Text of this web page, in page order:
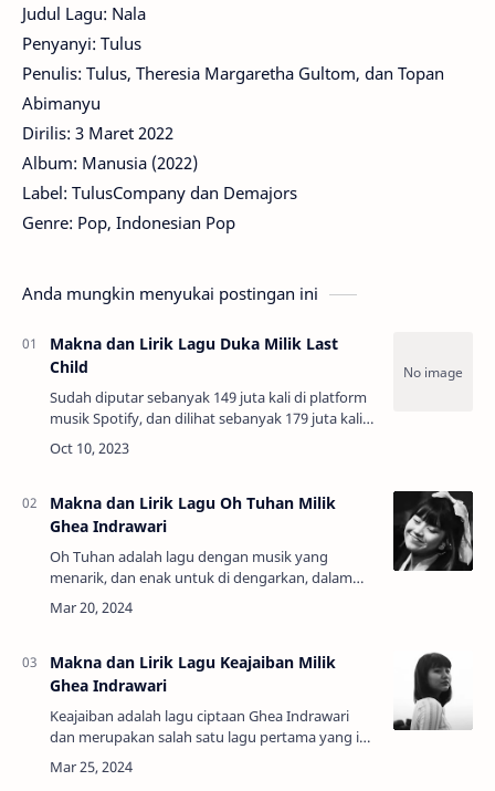
Judul Lagu: Nala
Penyanyi: Tulus
Penulis: Tulus, Theresia Margaretha Gultom, dan Topan
Abimanyu
Dirilis: 3 Maret 2022
Album: Manusia (2022)
Label: TulusCompany dan Demajors
Genre: Pop, Indonesian Pop
Anda mungkin menyukai postingan ini
Makna dan Lirik Lagu Duka Milik Last
Child
Sudah diputar sebanyak 149 juta kali di platform
musik Spotify, dan dilihat sebanyak 179 juta kali
di platform YouTube, menjadikan lagu Duka
sebagai salah satu lagu terbaik Last Ch…
Makna dan Lirik Lagu Oh Tuhan Milik
Ghea Indrawari
Oh Tuhan adalah lagu dengan musik yang
menarik, dan enak untuk di dengarkan, dalam
album Berdamai (2024) milik Ghea Indrawari.
Namun dibalik musiknya juga terdengar begitu…
Makna dan Lirik Lagu Keajaiban Milik
Ghea Indrawari
Keajaiban adalah lagu ciptaan Ghea Indrawari
dan merupakan salah satu lagu pertama yang ia
tulis pada awal kariernya menjadi musisi dan
penyanyi. Lewat lagu ini pula lah, …